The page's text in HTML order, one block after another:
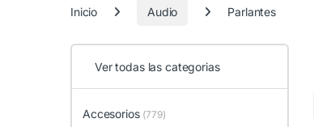
Inicio Audio Parlantes
Ver todas las categorias
Accesorios (779)